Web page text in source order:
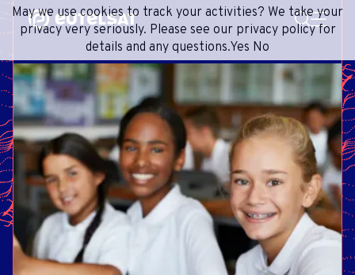
Contenu
Menu
Pied de page
SERVICES SATELLITE
RÉSEAU SATELLITAIRE
GROUPE
INVESTISSEURS
MÉDIAS
CONTACTEZ-NOUS
EXTRANET
ADVANCE PORTAL
ONEWEB LEO PARTNER PORTAL
FRANÇAIS
ANGLAIS
PORTUGUESE
ESPAGNOL
RECHERCHE
May we use cookies to track your activities? We take your
privacy very seriously. Please see our privacy policy for
details and any questions.Yes No